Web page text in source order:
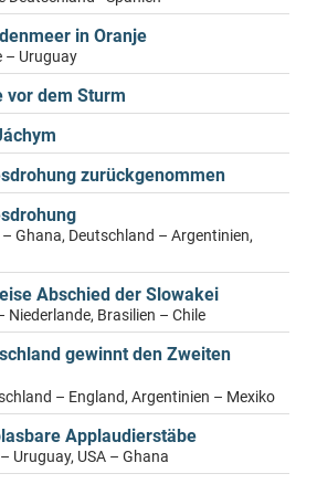
in Oranje
– Uruguay
vor dem Sturm
zurückgenommen
Ghana, Deutschland – Argentinien,
Abschied der Slowakei
Niederlande, Brasilien – Chile
gewinnt den Zweiten
– England, Argentinien – Mexiko
Applaudierstäbe
Uruguay, USA – Ghana